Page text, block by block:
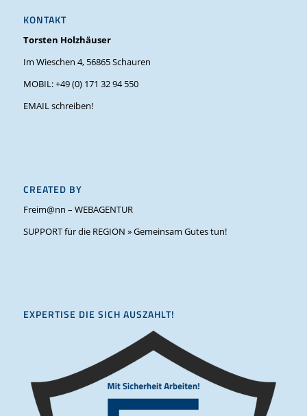
KONTAKT
Torsten Holzhäuser
Im Wieschen 4, 56865 Schauren
MOBIL: +49 (0) 171 32 94 550
EMAIL schreiben!
CREATED BY
Freim@nn – WEBAGENTUR
SUPPORT für die REGION » Gemeinsam Gutes tun!
EXPERTISE DIE SICH AUSZAHLT!